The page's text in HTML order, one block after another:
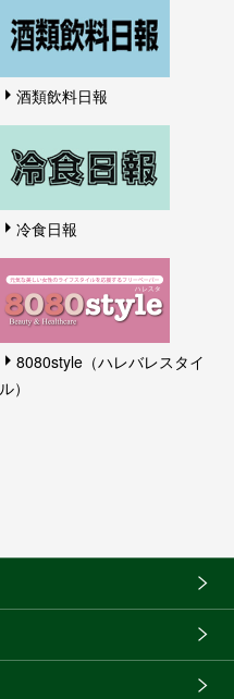
酒類飲料日報
冷食日報
8080style（ハレバレスタイ
ル）